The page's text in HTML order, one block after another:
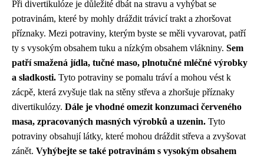
Při divertikulóze je důležité dbát na stravu a vyhýbat se
potravinám, které by mohly dráždit trávicí trakt a zhoršovat
příznaky. Mezi potraviny, kterým byste se měli vyvarovat, patří
ty s vysokým obsahem tuku a nízkým obsahem vlákniny. Sem
patří smažená jídla, tučné maso, plnotučné mléčné výrobky
a sladkosti. Tyto potraviny se pomalu tráví a mohou vést k
zácpě, která zvyšuje tlak na stěny střeva a zhoršuje příznaky
divertikulózy. Dále je vhodné omezit konzumaci červeného
masa, zpracovaných masných výrobků a uzenin. Tyto
potraviny obsahují látky, které mohou dráždit střeva a zvyšovat
zánět. Vyhýbejte se také potravinám s vysokým obsahem